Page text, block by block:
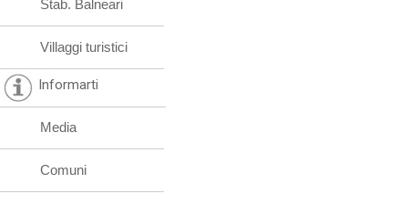
Stab. Balneari
Villaggi turistici
Informarti
Media
Comuni